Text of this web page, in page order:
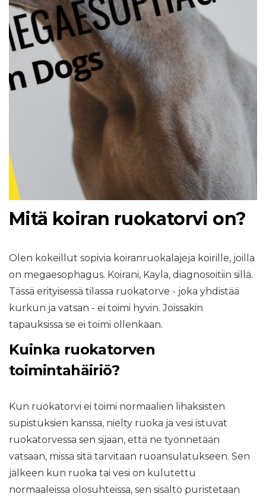
Mitä koiran ruokatorvi on?
Olen kokeillut sopivia koiranruokalajeja koirille, joilla
on megaesophagus. Koirani, Kayla, diagnosoitiin sillä.
Tässä erityisessä tilassa ruokatorve - joka yhdistää
kurkun ja vatsan - ei toimi hyvin. Joissakin
tapauksissa se ei toimi ollenkaan.
Kuinka ruokatorven
toimintahäiriö?
Kun ruokatorvi ei toimi normaalien lihaksisten
supistuksien kanssa, nielty ruoka ja vesi istuvat
ruokatorvessa sen sijaan, että ne työnnetään
vatsaan, missä sitä tarvitaan ruoansulatukseen. Sen
jälkeen kun ruoka tai vesi on kulutettu
normaaleissa olosuhteissa, sen sisältö puristetaan